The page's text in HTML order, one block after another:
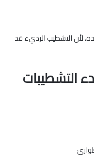
لأن التشطيب الرديء قد
التشطيبات